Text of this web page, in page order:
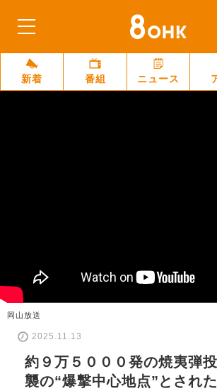
新着 番組 ニュース
岡山放送
2025.11.13
約９万５０００発の焼夷弾
襲の“爆撃中心地点”とされ